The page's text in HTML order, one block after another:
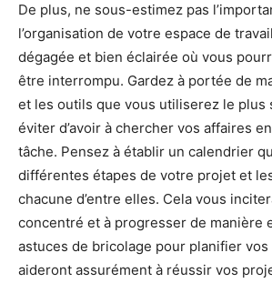
De plus, ne sous-estimez pas
l’organisation de votre espace de
dégagée et bien éclairée où vous
être interrompu. Gardez à portée de
et les outils que vous utiliserez le plus
éviter d’avoir à chercher vos affaires
tâche. Pensez à établir un calendrier
différentes étapes de votre projet et
chacune d’entre elles. Cela vous
concentré et à progresser de manière
astuces de bricolage pour planifier
aideront assurément à réussir vos